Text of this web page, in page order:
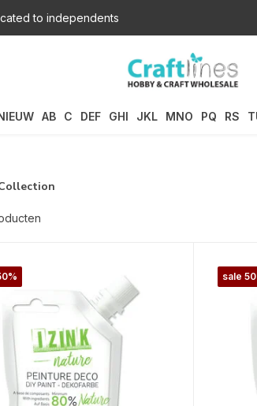
to independents
AB C DEF GHI JKL MNO PQ RS
sale